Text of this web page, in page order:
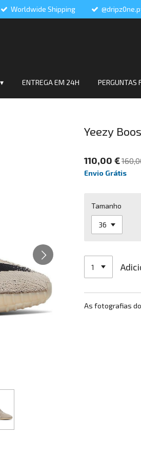
Worldwide Shipping
ENTREGA EM 24H PERGUNTAS
Yeezy
110,00 €
Envio Grátis
Tamanho
As fotografias